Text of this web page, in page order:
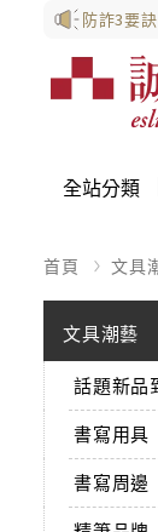
防詐3要
全站分類
首頁 文具
文具潮藝
書寫用具
書寫周邊